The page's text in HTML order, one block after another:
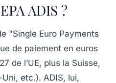
ADIS ?
"Single Euro Payments
de paiement en euros
de l’UE, plus la Suisse,
etc.). ADIS, lui,